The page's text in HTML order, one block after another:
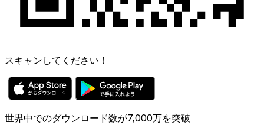
スキャンしてください！
世界中でのダウンロード数が7,000万を突破